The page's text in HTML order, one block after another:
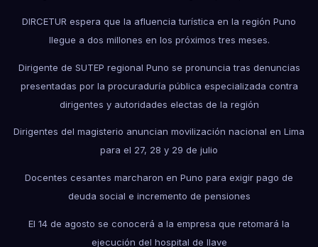
DIRCETUR espera que la afluencia turística en la región Puno
llegue a dos millones en los próximos tres meses.
Dirigente de SUTEP regional Puno se pronuncia tras denuncias
presentadas por la procuraduría pública especializada contra
dirigentes y autoridades electas de la región
Dirigentes del magisterio anuncian movilización nacional en Lima
para el 27, 28 y 29 de julio
Docentes cesantes marcharon en Puno para exigir pago de
deuda social e incremento de pensiones
El 14 de agosto se conocerá a la empresa que retomará la
ejecución del hospital de Ilave